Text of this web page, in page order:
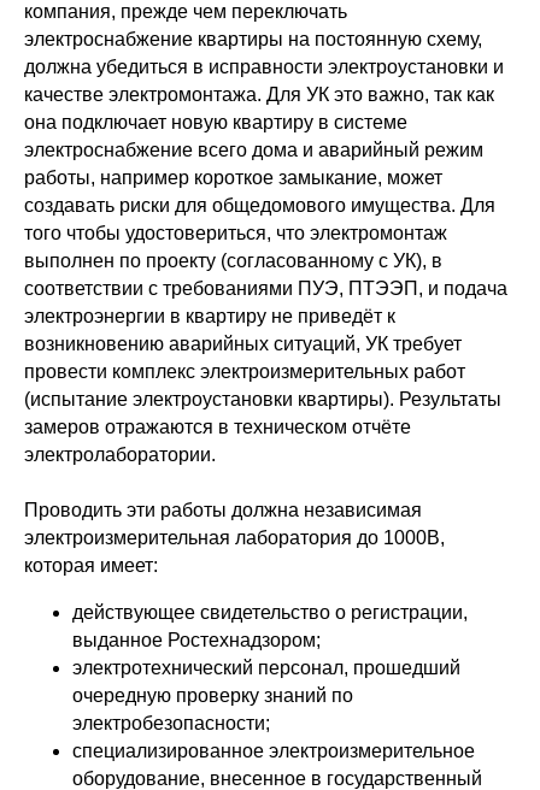
компания, прежде чем переключать
электроснабжение квартиры на постоянную схему,
должна убедиться в исправности электроустановки и
качестве электромонтажа. Для УК это важно, так как
она подключает новую квартиру в системе
электроснабжение всего дома и аварийный режим
работы, например короткое замыкание, может
создавать риски для общедомового имущества. Для
того чтобы удостовериться, что электромонтаж
выполнен по проекту (согласованному с УК), в
соответствии с требованиями ПУЭ, ПТЭЭП, и подача
электроэнергии в квартиру не приведёт к
возникновению аварийных ситуаций, УК требует
провести комплекс электроизмерительных работ
(испытание электроустановки квартиры). Результаты
замеров отражаются в техническом отчёте
электролаборатории.
Проводить эти работы должна независимая
электроизмерительная лаборатория до 1000В,
которая имеет:
действующее свидетельство о регистрации,
выданное Ростехнадзором;
электротехнический персонал, прошедший
очередную проверку знаний по
электробезопасности;
специализированное электроизмерительное
оборудование, внесенное в государственный